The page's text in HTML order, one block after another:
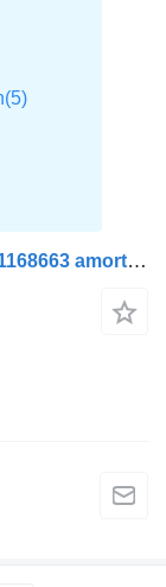
Volvo FH çekici için Amortizor tangaj 21168663 amortisör